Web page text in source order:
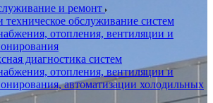
и ремонт
техническое обслуживание систем
отопления, вентиляции и
диагностика систем
отопления, вентиляции и
автоматизации холодильных